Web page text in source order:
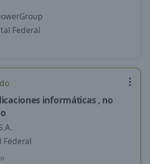
Federal
informáticas , no
Federal